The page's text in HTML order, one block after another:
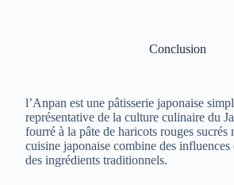
Conclusion
l’Anpan est une pâtisserie japonaise
représentative de la culture culinaire du
fourré à la pâte de haricots rouges sucrés
cuisine japonaise combine des influences
des ingrédients traditionnels.